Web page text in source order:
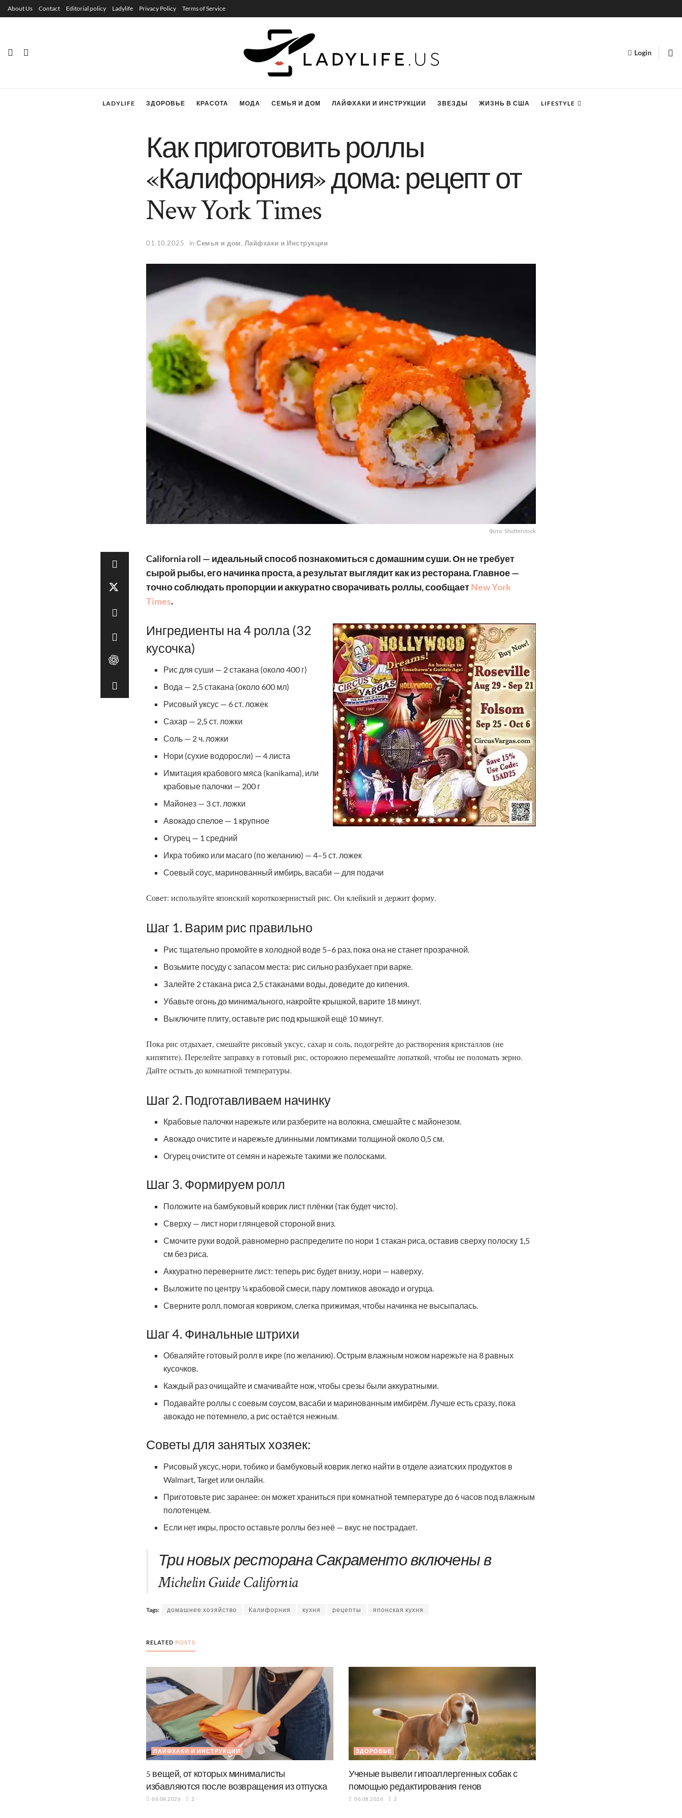
About Us Contact Editorial policy Ladylife Privacy Policy Terms of Service
Login
LADYLIFE ЗДОРОВЬЕ КРАСОТА МОДА СЕМЬЯ И ДОМ ЛАЙФХАКИ И ИНСТРУКЦИИ ЗВЕЗДЫ ЖИЗНЬ В США LIFESTYLE
Как приготовить роллы
«Калифорния» дома: рецепт от
New York Times
01.10.2025 in Семья и дом, Лайфхаки и Инструкции
Фото: Shutterstock
California roll — идеальный способ познакомиться с домашним суши. Он не требует
сырой рыбы, его начинка проста, а результат выглядит как из ресторана. Главное —
точно соблюдать пропорции и аккуратно сворачивать роллы, сообщаетNew York
Times.
Ингредиенты на 4 ролла (32
кусочка)
Рис для суши — 2 стакана (около 400 г)
Вода — 2,5 стакана (около 600 мл)
Рисовый уксус — 6 ст. ложек
Сахар — 2,5 ст. ложки
Соль — 2 ч. ложки
Нори (сухие водоросли) — 4 листа
Имитация крабового мяса (kanikama), или
крабовые палочки — 200 г
Майонез — 3 ст. ложки
Авокадо спелое — 1 крупное
Огурец — 1 средний
Икра тобико или масаго (по желанию) — 4–5 ст. ложек
Соевый соус, маринованный имбирь, васаби — для подачи
Совет: используйте японский короткозернистый рис. Он клейкий и держит форму.
Шаг 1. Варим рис правильно
Рис тщательно промойте в холодной воде 5–6 раз, пока она не станет прозрачной.
Возьмите посуду с запасом места: рис сильно разбухает при варке.
Залейте 2 стакана риса 2,5 стаканами воды, доведите до кипения.
Убавьте огонь до минимального, накройте крышкой, варите 18 минут.
Выключите плиту, оставьте рис под крышкой ещё 10 минут.
Пока рис отдыхает, смешайте рисовый уксус, сахар и соль, подогрейте до растворения кристаллов (не
кипятите). Перелейте заправку в готовый рис, осторожно перемешайте лопаткой, чтобы не поломать зерно.
Дайте остыть до комнатной температуры.
Шаг 2. Подготавливаем начинку
Крабовые палочки нарежьте или разберите на волокна, смешайте с майонезом.
Авокадо очистите и нарежьте длинными ломтиками толщиной около 0,5 см.
Огурец очистите от семян и нарежьте такими же полосками.
Шаг 3. Формируем ролл
Положите на бамбуковый коврик лист плёнки (так будет чисто).
Сверху — лист нори глянцевой стороной вниз.
Смочите руки водой, равномерно распределите по нори 1 стакан риса, оставив сверху полоску 1,5
см без риса.
Аккуратно переверните лист: теперь рис будет внизу, нори — наверху.
Выложите по центру ¼ крабовой смеси, пару ломтиков авокадо и огурца.
Сверните ролл, помогая ковриком, слегка прижимая, чтобы начинка не высыпалась.
Шаг 4. Финальные штрихи
Обваляйте готовый ролл в икре (по желанию). Острым влажным ножом нарежьте на 8 равных
кусочков.
Каждый раз очищайте и смачивайте нож, чтобы срезы были аккуратными.
Подавайте роллы с соевым соусом, васаби и маринованным имбирём. Лучше есть сразу, пока
авокадо не потемнело, а рис остаётся нежным.
Советы для занятых хозяек:
Рисовый уксус, нори, тобико и бамбуковый коврик легко найти в отделе азиатских продуктов в
Walmart, Target или онлайн.
Приготовьте рис заранее: он может храниться при комнатной температуре до 6 часов под влажным
полотенцем.
Если нет икры, просто оставьте роллы без неё — вкус не пострадает.
Три новых ресторана Сакраменто включены в
Michelin Guide California
Tags: домашнее хозяйство Калифорния кухня рецепты японская кухня
RELATED POSTS
ЛАЙФХАКИ И ИНСТРУКЦИИ
5 вещей, от которых минималисты
избавляются после возвращения из отпуска
06.08.2026 2
ЗДОРОВЬЕ
Ученые вывели гипоаллергенных собак с
помощью редактирования генов
06.08.2026 2